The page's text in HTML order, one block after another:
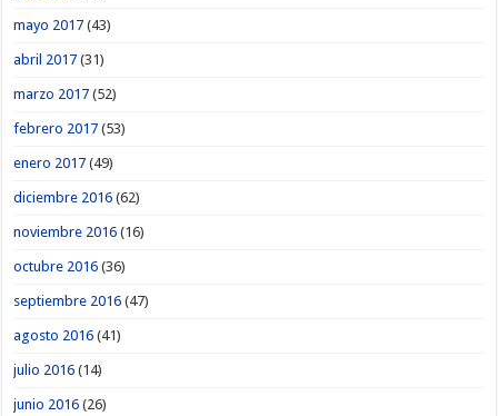
mayo 2017 (43)
abril 2017 (31)
marzo 2017 (52)
febrero 2017 (53)
enero 2017 (49)
diciembre 2016 (62)
noviembre 2016 (16)
octubre 2016 (36)
septiembre 2016 (47)
agosto 2016 (41)
julio 2016 (14)
junio 2016 (26)